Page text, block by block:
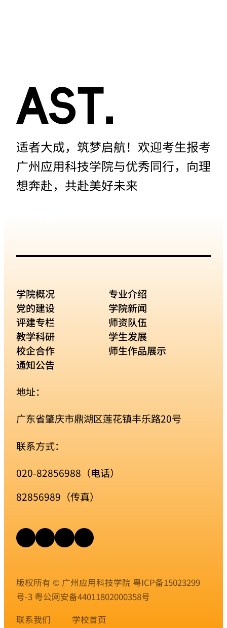
适者大成，筑梦启航！欢迎考生报考
广州应用科技学院与优秀同行，向理
想奔赴，共赴美好未来
地址：
广东省肇庆市鼎湖区莲花镇丰乐路20号
联系方式：
020-82856988（电话）
82856989（传真）
学院概况
专业介绍
党的建设
学院新闻
评建专栏
师资队伍
教学科研
学生发展
校企合作
师生作品展示
通知公告
版权所有 © 广州应用科技学院 粤ICP备15023299
号-3 粤公网安备44011802000358号
联系我们
学校首页